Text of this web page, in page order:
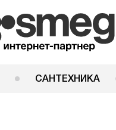
САНТЕХНИКА